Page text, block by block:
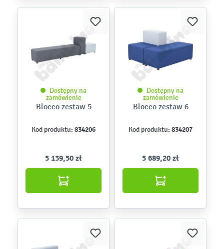
Dostępny na
zamówienie
Blocco zestaw 5
Kod produktu: 834206
5 139,50 zł
Dostępny na
zamówienie
Blocco zestaw 6
Kod produktu: 834207
5 689,20 zł